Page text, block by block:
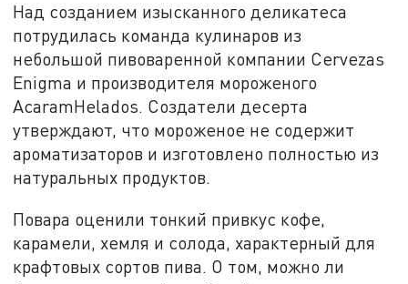
Над созданием изысканного деликатеса
потрудилась команда кулинаров из
небольшой пивоваренной компании Cervezas
Enigma и производителя мороженого
AcaramHelados. Создатели десерта
утверждают, что мороженое не содержит
ароматизаторов и изготовлено полностью из
натуральных продуктов.
Повара оценили тонкий привкус кофе,
карамели, хемля и солода, характерный для
крафтовых сортов пива. О том, можно ли